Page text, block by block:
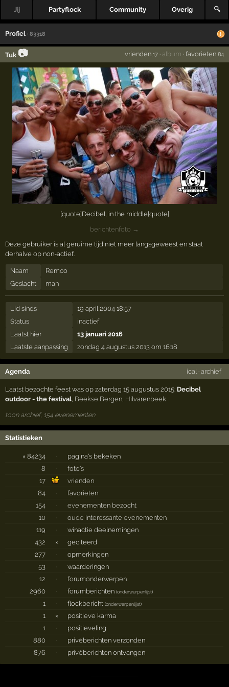
Jij Partyflock Community Overig 🔍
Profiel · 83318
Tuk 📷 vrienden,17· album · favorieten,84
[quote]Decibel, in the middle[quote]
berichtenfoto →
Deze gebruiker is al geruime tijd niet meer langsgeweest en staat
derhalve op non-actief.
Naam
Remco
Geslacht
man
Lid sinds
19 april 2004 18:57
Status
inactief
Laatst hier
13 januari 2016
Laatste aanpassing
zondag 4 augustus 2013 om 16:18
Agenda ical· archief
Laatst bezochte feest was op zaterdag 15 augustus 2015: Decibel
outdoor - the festival Beekse Bergen Hilvarenbeek
toon archief, 154 evenementen
Statistieken
± 84234 ·
pagina's bekeken
8
·
foto's
17
vrienden
84
·
favorieten
154
·
evenementen bezocht
10
·
oude interessante evenementen
119
·
winactie deelnemingen
432
×
geciteerd
277
·
opmerkingen
53
·
waarderingen
12
·
forumonderwerpen
2960
· forumberichten(onderwerpenlijst)
1 · flockbericht(onderwerpenlijst)
1 ×
positieve karma
1
·
positieveling
880
·
privéberichten verzonden
876
· privéberichten ontvangen